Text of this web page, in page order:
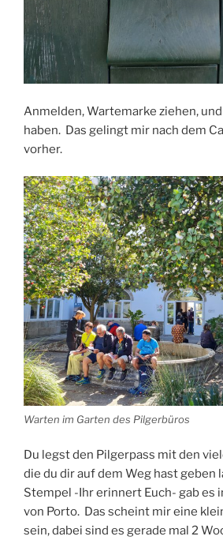
Anmelden, Wartemarke ziehen,
haben. Das gelingt mir nach dem
vorher.
Warten im Garten des Pilgerbüros
Du legst den Pilgerpass mit den
die du dir auf dem Weg hast geben
Stempel -Ihr erinnert Euch- gab es
von Porto. Das scheint mir eine
sein, dabei sind es gerade mal 2